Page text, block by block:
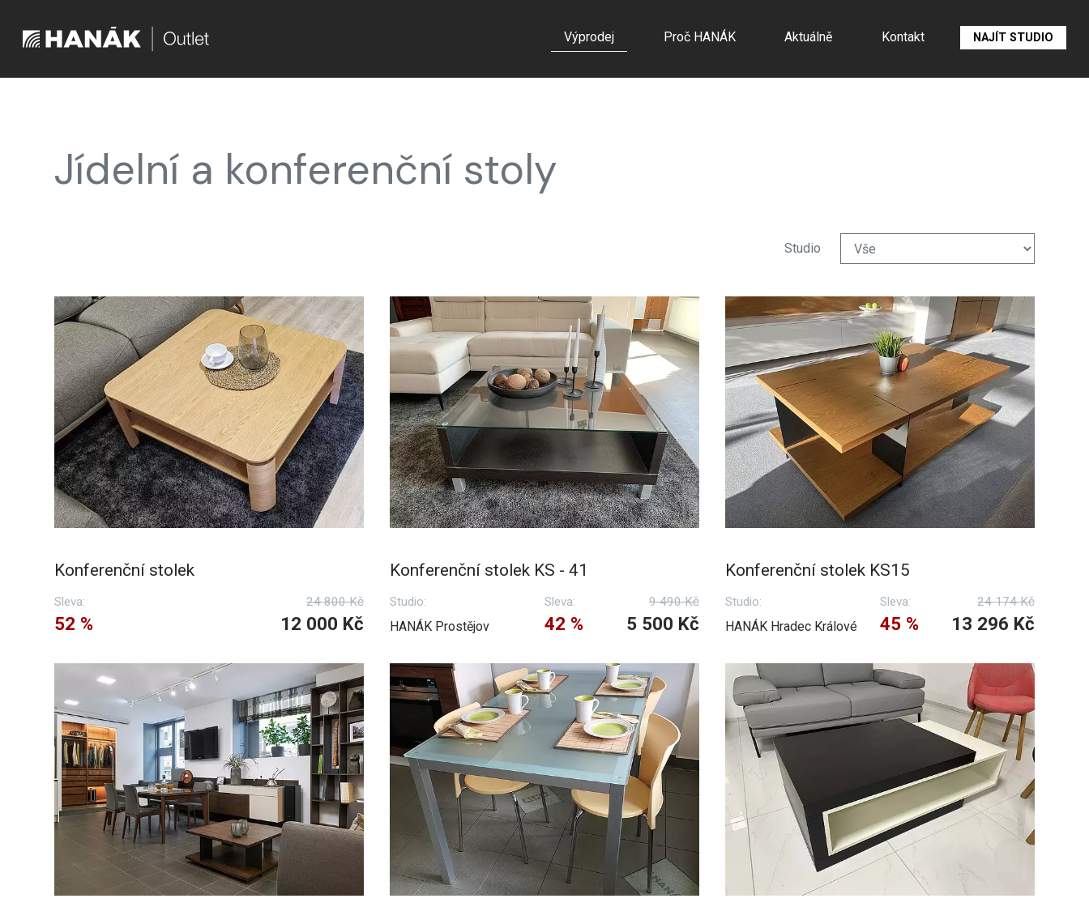
Výprodej Proč HANÁK Aktuálně Kontakt NAJÍT STUDIO
Jídelní a konferenční stoly
Studio
Konferenční stolek
Sleva:
52 %
24 800 Kč
12 000 Kč
Konferenční stolek KS - 41
Studio:
HANÁK Prostějov
Sleva:
42 %
9 490 Kč
5 500 Kč
Konferenční stolek KS15
Studio:
HANÁK Hradec Králové
Sleva:
45 %
24 174 Kč
13 296 Kč